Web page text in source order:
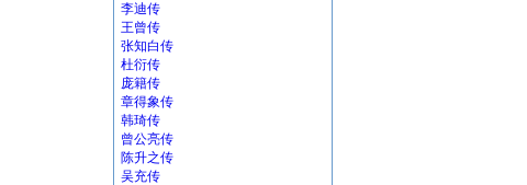
李迪传
王曾传
张知白传
杜衍传
庞籍传
章得象传
韩琦传
曾公亮传
陈升之传
吴充传